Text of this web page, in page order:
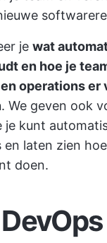
je wat
en hoe je
operations er
. We geven ook
je kunt
en laten zien
doen.